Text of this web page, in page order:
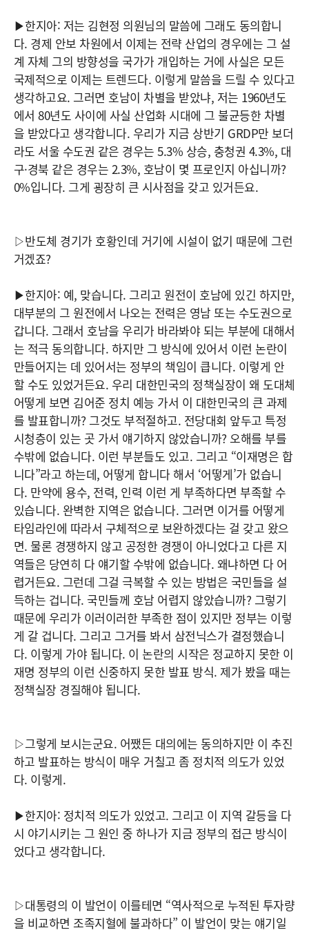
▶한지아: 저는 김현정 의원님의 말씀에 그래도 동의합니
다. 경제 안보 차원에서 이제는 전략 산업의 경우에는 그 설
계 자체 그의 방향성을 국가가 개입하는 거에 사실은 모든
국제적으로 이제는 트렌드다. 이렇게 말씀을 드릴 수 있다고
생각하고요. 그러면 호남이 차별을 받았냐, 저는 1960년도
에서 80년도 사이에 사실 산업화 시대에 그 불균등한 차별
을 받았다고 생각합니다. 우리가 지금 상반기 GRDP만 보더
라도 서울 수도권 같은 경우는 5.3% 상승, 충청권 4.3%, 대
구·경북 같은 경우는 2.3%, 호남이 몇 프로인지 아십니까?
0%입니다. 그게 굉장히 큰 시사점을 갖고 있거든요.
▷반도체 경기가 호황인데 거기에 시설이 없기 때문에 그런
거겠죠?
▶한지아: 예, 맞습니다. 그리고 원전이 호남에 있긴 하지만,
대부분의 그 원전에서 나오는 전력은 영남 또는 수도권으로
갑니다. 그래서 호남을 우리가 바라봐야 되는 부분에 대해서
는 적극 동의합니다. 하지만 그 방식에 있어서 이런 논란이
만들어지는 데 있어서는 정부의 책임이 큽니다. 이렇게 안
할 수도 있었거든요. 우리 대한민국의 정책실장이 왜 도대체
어떻게 보면 김어준 정치 예능 가서 이 대한민국의 큰 과제
를 발표합니까? 그것도 부적절하고. 전당대회 앞두고 특정
시청층이 있는 곳 가서 얘기하지 않았습니까? 오해를 부를
수밖에 없습니다. 이런 부분들도 있고. 그리고 “이재명은 합
니다”라고 하는데, 어떻게 합니다 해서 ‘어떻게’가 없습니
다. 만약에 용수, 전력, 인력 이런 게 부족하다면 부족할 수
있습니다. 완벽한 지역은 없습니다. 그러면 이거를 어떻게
타임라인에 따라서 구체적으로 보완하겠다는 걸 갖고 왔으
면. 물론 경쟁하지 않고 공정한 경쟁이 아니었다고 다른 지
역들은 당연히 다 얘기할 수밖에 없습니다. 왜냐하면 다 어
렵거든요. 그런데 그걸 극복할 수 있는 방법은 국민들을 설
득하는 겁니다. 국민들께 호남 어렵지 않았습니까? 그렇기
때문에 우리가 이러이러한 부족한 점이 있지만 정부는 이렇
게 갈 겁니다. 그리고 그거를 봐서 삼전닉스가 결정했습니
다. 이렇게 가야 됩니다. 이 논란의 시작은 정교하지 못한 이
재명 정부의 이런 신중하지 못한 발표 방식. 제가 봤을 때는
정책실장 경질해야 됩니다.
▷그렇게 보시는군요. 어쨌든 대의에는 동의하지만 이 추진
하고 발표하는 방식이 매우 거칠고 좀 정치적 의도가 있었
다. 이렇게.
▶한지아: 정치적 의도가 있었고. 그리고 이 지역 갈등을 다
시 야기시키는 그 원인 중 하나가 지금 정부의 접근 방식이
었다고 생각합니다.
▷대통령의 이 발언이 이를테면 “역사적으로 누적된 투자량
을 비교하면 조족지혈에 불과하다” 이 발언이 맞는 얘기일